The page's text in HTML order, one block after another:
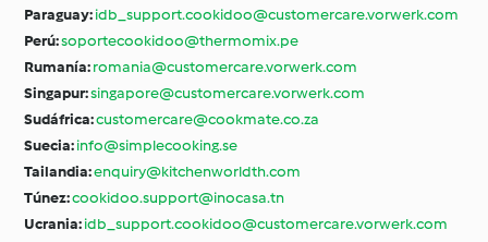
Paraguay:idb_support.cookidoo@customercare.vorwerk.com
Perú:soportecookidoo@thermomix.pe
Rumanía:romania@customercare.vorwerk.com
Singapur:singapore@customercare.vorwerk.com
Sudáfrica:customercare@cookmate.co.za
Suecia:info@simplecooking.se
Tailandia:enquiry@kitchenworldth.com
Túnez:cookidoo.support@inocasa.tn
Ucrania:idb_support.cookidoo@customercare.vorwerk.com